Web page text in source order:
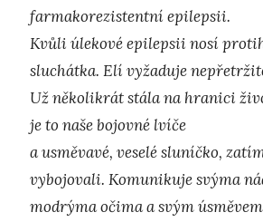
farmakorezistentní epilepsii.
Kvůli úlekové epilepsii nosí
sluchátka. Elí vyžaduje
Už několikrát stála na hranici
je to naše bojovné lvíče
a usměvavé, veselé sluníčko,
vybojovali. Komunikuje svýma
modrýma očima a svým